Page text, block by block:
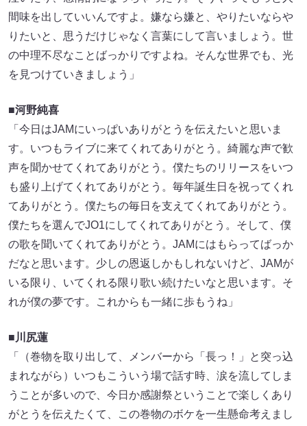
間味を出していいんですよ。嫌なら嫌と、やりたいならや
りたいと、思うだけじゃなく言葉にして言いましょう。世
の中理不尽なことばっかりですよね。そんな世界でも、光
を見つけていきましょう」
■河野純喜
「今日はJAMにいっぱいありがとうを伝えたいと思いま
す。いつもライブに来てくれてありがとう。綺麗な声で歓
声を聞かせてくれてありがとう。僕たちのリリースをいつ
も盛り上げてくれてありがとう。毎年誕生日を祝ってくれ
てありがとう。僕たちの毎日を支えてくれてありがとう。
僕たちを選んでJO1にしてくれてありがとう。そして、僕
の歌を聞いてくれてありがとう。JAMにはもらってばっか
だなと思います。少しの恩返しかもしれないけど、JAMが
いる限り、いてくれる限り歌い続けたいなと思います。そ
れが僕の夢です。これからも一緒に歩もうね」
■川尻蓮
「（巻物を取り出して、メンバーから「長っ！」と突っ込
まれながら）いつもこういう場で話す時、涙を流してしま
うことが多いので、今日か感謝祭ということで楽しくあり
がとうを伝えたくて、この巻物のボケを一生懸命考えまし